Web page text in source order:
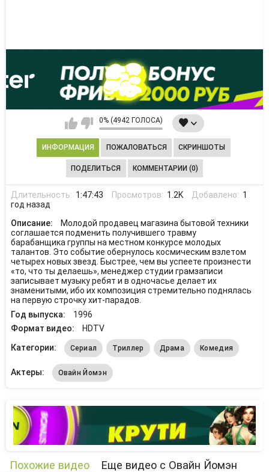
0% (4942 ГОЛОСА)
ИНФОРМАЦИЯ ПОЖАЛОВАТЬСЯ СКРИНШОТЫ
ПОДЕЛИТЬСЯ КОММЕНТАРИИ (0)
Длительность: 1:47:43 Просмотров: 1.2K Добавлено: 1
год назад
Описание:
Молодой продавец магазина бытовой техники
соглашается подменить получившего травму
барабанщика группы на местном конкурсе молодых
талантов. Это событие обернулось космическим взлетом
четырех новых звезд. Быстрее, чем вы успеете произнести
«то, что ты делаешь», менеджер студии грамзаписи
записывает музыку ребят и в одночасье делает их
знаменитыми, ибо их композиция стремительно поднялась
на первую строчку хит-парадов.
Год выпуска:
1996
Формат видео:
HDTV
Категории:
Сериал Триллер Драма Комедия
Актеры: Овайн Йомэн
Похожие видео Еще видео с Овайн Йомэн